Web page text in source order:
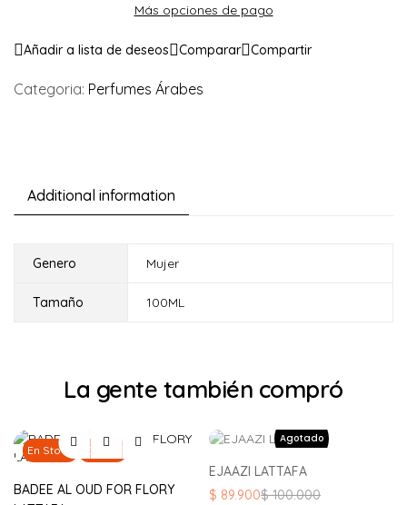
Más opciones de pago
Añadir a lista de deseos Comparar Compartir
Categoria: Perfumes Árabes
Additional information
Genero Mujer
Tamaño 100ML
La gente también compró
En Stock 10% Off
BADEE AL OUD FOR FLORY
EJAAZI LATTAFA
$100.000
El
$ 89.900
El